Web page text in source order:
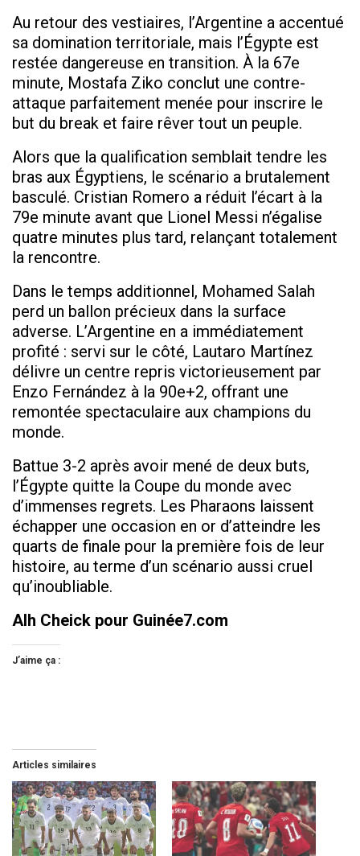
Au retour des vestiaires, l’Argentine a accentué
sa domination territoriale, mais l’Égypte est
restée dangereuse en transition. À la 67e
minute, Mostafa Ziko conclut une contre-
attaque parfaitement menée pour inscrire le
but du break et faire rêver tout un peuple.
Alors que la qualification semblait tendre les
bras aux Égyptiens, le scénario a brutalement
basculé. Cristian Romero a réduit l’écart à la
79e minute avant que Lionel Messi n’égalise
quatre minutes plus tard, relançant totalement
la rencontre.
Dans le temps additionnel, Mohamed Salah
perd un ballon précieux dans la surface
adverse. L’Argentine en a immédiatement
profité : servi sur le côté, Lautaro Martínez
délivre un centre repris victorieusement par
Enzo Fernández à la 90e+2, offrant une
remontée spectaculaire aux champions du
monde.
Battue 3-2 après avoir mené de deux buts,
l’Égypte quitte la Coupe du monde avec
d’immenses regrets. Les Pharaons laissent
échapper une occasion en or d’atteindre les
quarts de finale pour la première fois de leur
histoire, au terme d’un scénario aussi cruel
qu’inoubliable.
Alh Cheick pour Guinée7.com
J’aime ça :
Articles similaires